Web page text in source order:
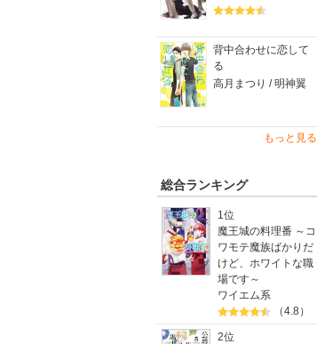
背中合わせに恋して
る
高月まつり / 明神翼
もっと見る
総合ランキング
1位
魔王城の料理番 ～コ
ワモテ魔族ばかりだ
けど、ホワイトな職
場です～
ワイエム系
（4.8）
2位